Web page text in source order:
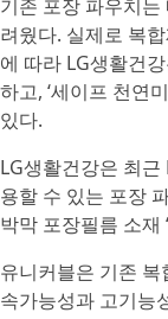
기존 포장 파우치
려웠다. 실제로 복
에 따라 LG생활건
하고, ‘세이프 천연
있다.
LG생활건강은 최
용할 수 있는 포장
박막 포장필름 소재
유니커블은 기존
속가능성과 고기능